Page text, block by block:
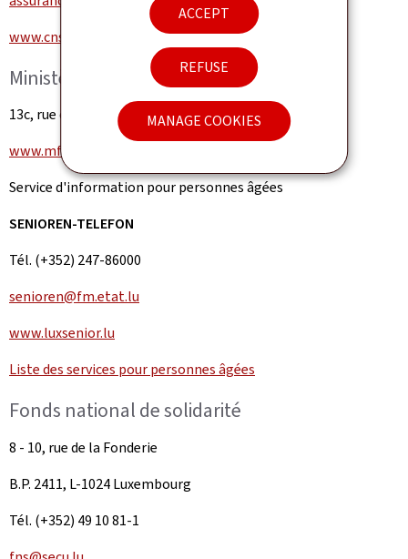
ACCEPT
REFUSE
MANAGE COOKIES
www.cns.lu
Ministère de la Famille et de l'Intégration
13c, rue de Bitbourg, L-1273 Luxembourg
www.mfi.public.lu
Service d'information pour personnes âgées
SENIOREN-TELEFON
Tél. (+352) 247-86000
senioren@fm.etat.lu
www.luxsenior.lu
Liste des services pour personnes âgées
Fonds national de solidarité
8 - 10, rue de la Fonderie
B.P. 2411, L-1024 Luxembourg
Tél. (+352) 49 10 81-1